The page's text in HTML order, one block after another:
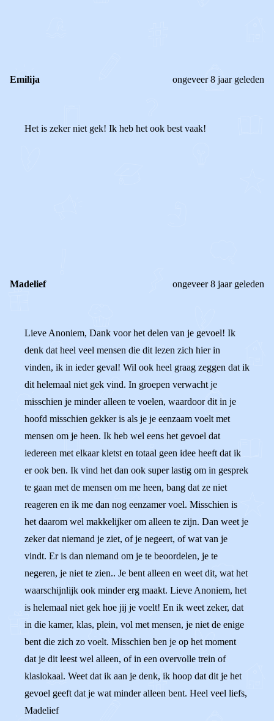
Emilija ongeveer 8 jaar geleden
Het is zeker niet gek! Ik heb het ook best vaak!
Madelief ongeveer 8 jaar geleden
Lieve Anoniem, Dank voor het delen van je gevoel! Ik
denk dat heel veel mensen die dit lezen zich hier in
vinden, ik in ieder geval! Wil ook heel graag zeggen dat ik
dit helemaal niet gek vind. In groepen verwacht je
misschien je minder alleen te voelen, waardoor dit in je
hoofd misschien gekker is als je je eenzaam voelt met
mensen om je heen. Ik heb wel eens het gevoel dat
iedereen met elkaar kletst en totaal geen idee heeft dat ik
er ook ben. Ik vind het dan ook super lastig om in gesprek
te gaan met de mensen om me heen, bang dat ze niet
reageren en ik me dan nog eenzamer voel. Misschien is
het daarom wel makkelijker om alleen te zijn. Dan weet je
zeker dat niemand je ziet, of je negeert, of wat van je
vindt. Er is dan niemand om je te beoordelen, je te
negeren, je niet te zien.. Je bent alleen en weet dit, wat het
waarschijnlijk ook minder erg maakt. Lieve Anoniem, het
is helemaal niet gek hoe jij je voelt! En ik weet zeker, dat
in die kamer, klas, plein, vol met mensen, je niet de enige
bent die zich zo voelt. Misschien ben je op het moment
dat je dit leest wel alleen, of in een overvolle trein of
klaslokaal. Weet dat ik aan je denk, ik hoop dat dit je het
gevoel geeft dat je wat minder alleen bent. Heel veel liefs,
Madelief